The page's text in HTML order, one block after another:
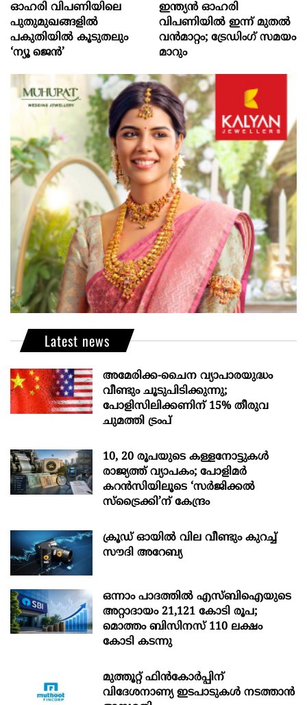
ഓഹരി വിപണിയിലെ
പുതുമുഖങ്ങളിൽ
പകുതിയിൽ കൂടുതലും
‘ന്യൂ ജെൻ’
ഇന്ത്യൻ ഓഹരി
വിപണിയിൽ ഇന്ന് മുതൽ
വൻമാറ്റം; ട്രേഡിംഗ് സമയം
മാറും
Latest news
അമേരിക്ക-ചൈന വ്യാപാരയുദ്ധം
വീണ്ടും ചൂടുപിടിക്കുന്നു;
പോളിസിലിക്കണിന് 15% തീരുവ
ചുമത്തി ട്രംപ്
10, 20 രൂപയുടെ കള്ളനോട്ടുകൾ
രാജ്യത്ത് വ്യാപകം; പോളിമർ
കറൻസിയിലൂടെ ‘സർജിക്കൽ
സ്ട്രെെക്കി’ന് കേന്ദ്രം
ക്രൂഡ് ഓയിൽ വില വീണ്ടും കുറച്ച്
സൗദി അറേബ്യ
ഒന്നാം പാദത്തിൽ എസ്ബിഐയുടെ
അറ്റാദായം 21,121 കോടി രൂപ;
മൊത്തം ബിസിനസ് 110 ലക്ഷം
കോടി കടന്നു
മുത്തൂറ്റ് ഫിൻകോർപ്പിന്
വിദേശനാണ്യ ഇടപാടുകൾ നടത്താൻ